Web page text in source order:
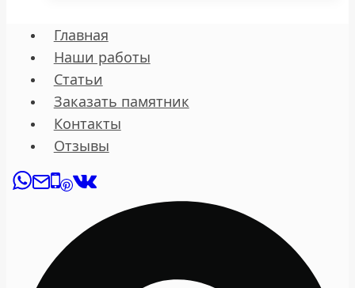
Главная
Наши работы
Статьи
Заказать памятник
Контакты
Отзывы